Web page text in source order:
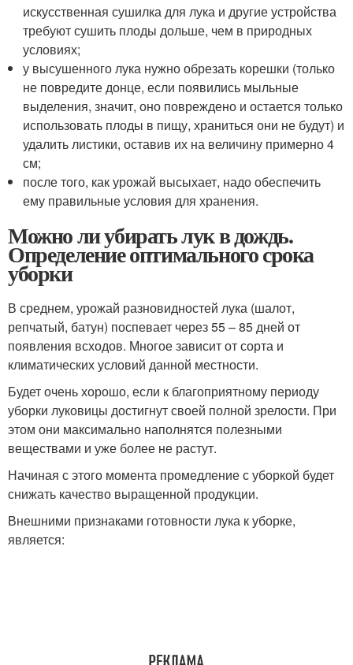
искусственная сушилка для лука и другие устройства
требуют сушить плоды дольше, чем в природных
условиях;
у высушенного лука нужно обрезать корешки (только
не повредите донце, если появились мыльные
выделения, значит, оно повреждено и остается только
использовать плоды в пищу, храниться они не будут) и
удалить листики, оставив их на величину примерно 4
см;
после того, как урожай высыхает, надо обеспечить
ему правильные условия для хранения.
Можно ли убирать лук в дождь.
Определение оптимального срока
уборки
В среднем, урожай разновидностей лука (шалот,
репчатый, батун) поспевает через 55 – 85 дней от
появления всходов. Многое зависит от сорта и
климатических условий данной местности.
Будет очень хорошо, если к благоприятному периоду
уборки луковицы достигнут своей полной зрелости. При
этом они максимально наполнятся полезными
веществами и уже более не растут.
Начиная с этого момента промедление с уборкой будет
снижать качество выращенной продукции.
Внешними признаками готовности лука к уборке,
является: